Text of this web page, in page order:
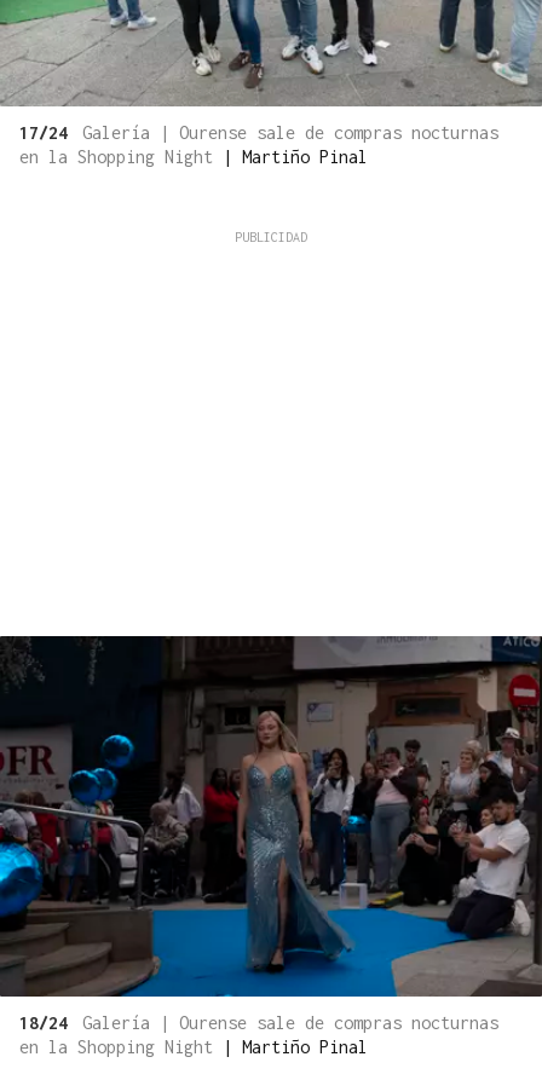
17/24
Galería | Ourense sale de compras nocturnas
en la Shopping Night
| Martiño Pinal
18/24
Galería | Ourense sale de compras nocturnas
en la Shopping Night
Martiño Pinal